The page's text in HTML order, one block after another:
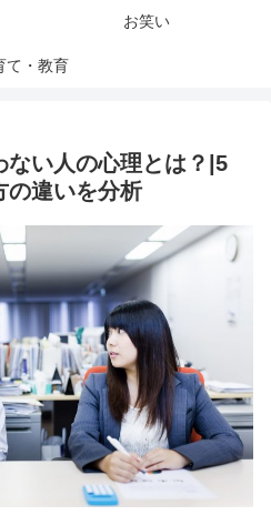
お笑い
て・教育
ない人の心理とは？|5
の違いを分析